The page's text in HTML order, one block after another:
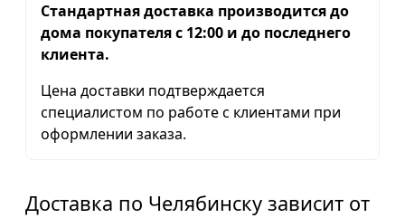
Стандартная доставка производится до
дома покупателя с 12:00 и до последнего
клиента.
Цена доставки подтверждается
специалистом по работе с клиентами при
оформлении заказа.
Доставка по Челябинску зависит от